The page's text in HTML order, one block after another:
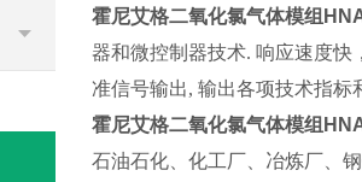
霍尼艾格二氧化氯气体模组
器和微控制器技术. 响应速度快
准信号输出, 输出各项技术指标
霍尼艾格二氧化氯气体模组
石油石化、化工厂、冶炼厂、